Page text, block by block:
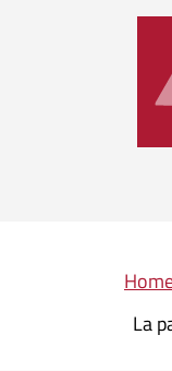
La